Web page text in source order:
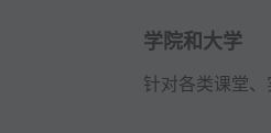
学院和大学
针对各类课堂